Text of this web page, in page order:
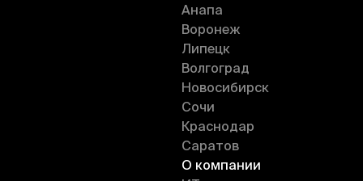
Анапа
Воронеж
Липецк
Волгоград
Новосибирск
Сочи
Краснодар
Саратов
О компании